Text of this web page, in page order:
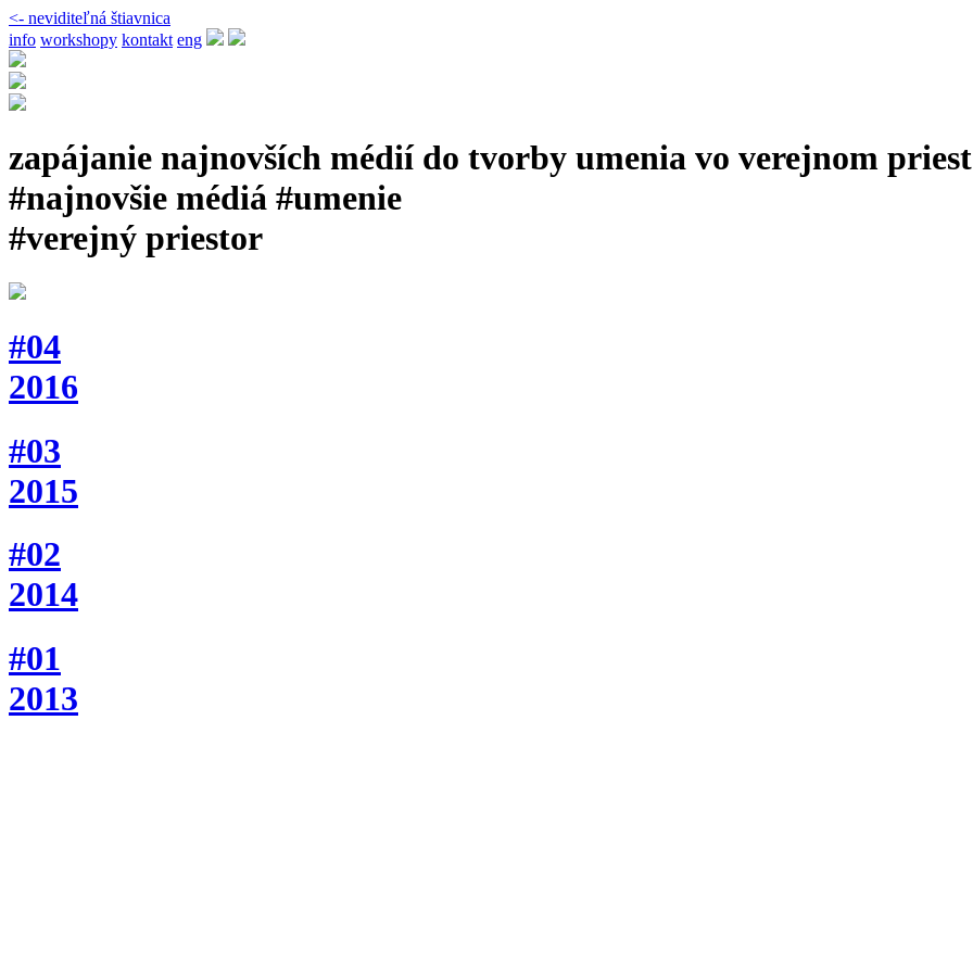
<- neviditeľná štiavnica
info workshopy kontakt eng
zapájanie najnovších médií do tvorby umenia vo verejnom
#najnovšie médiá #umenie
#verejný priestor
#04
2016
#03
2015
#02
2014
#01
2013